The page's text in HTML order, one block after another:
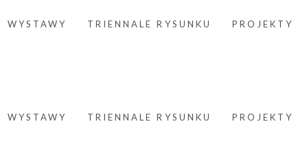
WYSTAWY TRIENNALE RYSUNKU PROJEKTY
WYSTAWY TRIENNALE RYSUNKU PROJEKTY